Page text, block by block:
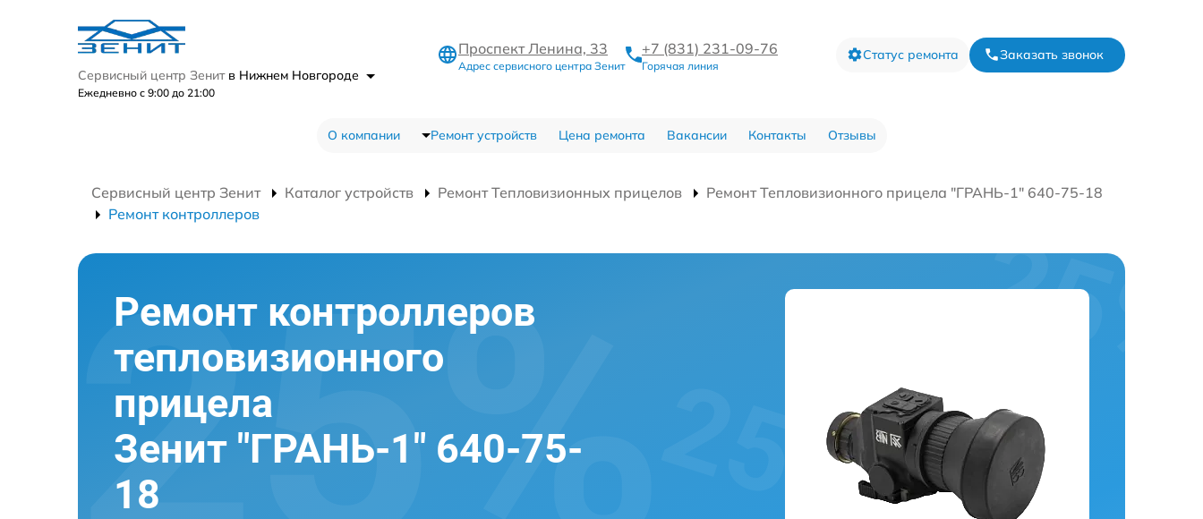
Сервисный центр Зенит в Нижнем Новгороде
Ежедневно с 9:00 до 21:00
Проспект Ленина, 33
Адрес сервисного центра Зенит
+7 (831) 231-09-76
Горячая линия
Статус ремонта Заказать звонок
О компании Ремонт устройств Цена ремонта Вакансии Контакты Отзывы
Сервисный центр Зенит Каталог устройств Ремонт Тепловизионных прицелов
Ремонт Тепловизионного прицела "ГРАНЬ-1" 640-75-18
Ремонт контроллеров
Ремонт контроллеров
тепловизионного
прицела
Зенит "ГРАНЬ-1" 640-75-
18